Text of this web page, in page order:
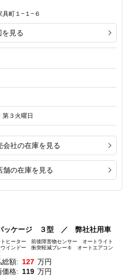
町１−１−６
を見る
３火曜日
会社の在庫を見る
舗の在庫を見る
ッケージ ３型 ／ 弊社社用車
ヒーター 前後障害物センサー オートライト
インドー 衝突軽減ブレーキ オートエアコン
総額: 127 万円
価格: 119 万円